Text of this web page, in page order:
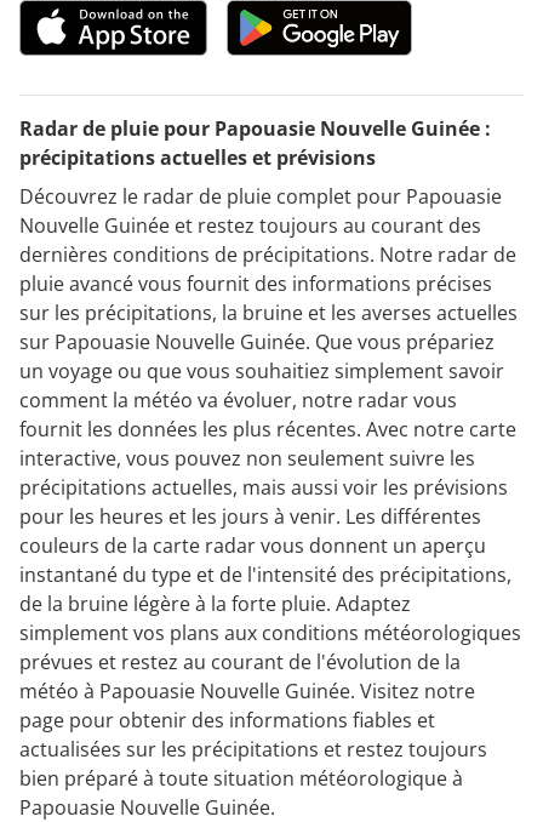
Radar de pluie pour Papouasie Nouvelle Guinée :
précipitations actuelles et prévisions
Découvrez le radar de pluie complet pour Papouasie
Nouvelle Guinée et restez toujours au courant des
dernières conditions de précipitations. Notre radar de
pluie avancé vous fournit des informations précises
sur les précipitations, la bruine et les averses actuelles
sur Papouasie Nouvelle Guinée. Que vous prépariez
un voyage ou que vous souhaitiez simplement savoir
comment la météo va évoluer, notre radar vous
fournit les données les plus récentes. Avec notre carte
interactive, vous pouvez non seulement suivre les
précipitations actuelles, mais aussi voir les prévisions
pour les heures et les jours à venir. Les différentes
couleurs de la carte radar vous donnent un aperçu
instantané du type et de l'intensité des précipitations,
de la bruine légère à la forte pluie. Adaptez
simplement vos plans aux conditions météorologiques
prévues et restez au courant de l'évolution de la
météo à Papouasie Nouvelle Guinée. Visitez notre
page pour obtenir des informations fiables et
actualisées sur les précipitations et restez toujours
bien préparé à toute situation météorologique à
Papouasie Nouvelle Guinée.